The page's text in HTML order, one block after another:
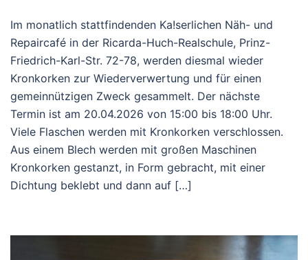
Im monatlich stattfindenden Ka!serlichen Näh- und
Repaircafé in der Ricarda-Huch-Realschule, Prinz-
Friedrich-Karl-Str. 72-78, werden diesmal wieder
Kronkorken zur Wiederverwertung und für einen
gemeinnützigen Zweck gesammelt. Der nächste
Termin ist am 20.04.2026 von 15:00 bis 18:00 Uhr.
Viele Flaschen werden mit Kronkorken verschlossen.
Aus einem Blech werden mit großen Maschinen
Kronkorken gestanzt, in Form gebracht, mit einer
Dichtung beklebt und dann auf […]